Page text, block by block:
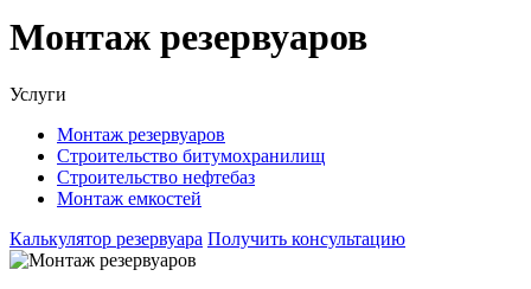
Монтаж резервуаров
Услуги
Монтаж резервуаров
Строительство битумохранилищ
Строительство нефтебаз
Монтаж емкостей
Калькулятор резервуара Получить консультацию